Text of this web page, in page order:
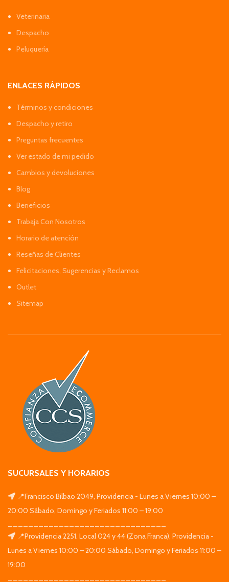
Veterinaria
Despacho
Peluquería
ENLACES RÁPIDOS
Términos y condiciones
Despacho y retiro
Preguntas frecuentes
Ver estado de mi pedido
Cambios y devoluciones
Blog
Beneficios
Trabaja Con Nosotros
Horario de atención
Reseñas de Clientes
Felicitaciones, Sugerencias y Reclamos
Outlet
Sitemap
SUCURSALES Y HORARIOS
📍Francisco Bilbao 2049, Providencia - Lunes a Viernes 10:00 –
20:00 Sábado, Domingo y Feriados 11:00 – 19:00
📍Providencia 2251. Local 024 y 44 (Zona Franca), Providencia -
Lunes a Viernes 10:00 – 20:00 Sábado, Domingo y Feriados 11:00 –
19:00